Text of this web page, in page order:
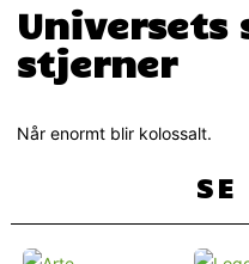
Universets
stjerner
Når enormt blir kolossalt.
SE